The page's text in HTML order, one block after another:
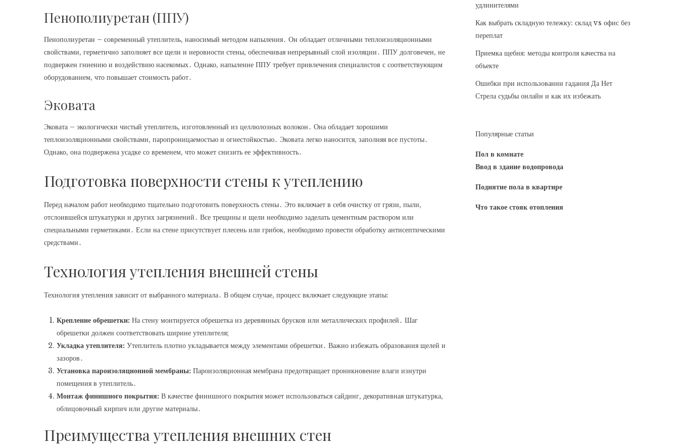
Пенополиуретан (ППУ)
Пенополиуретан – современный утеплитель, наносимый методом напыления․ Он обладает отличными теплоизоляционными
свойствами, герметично заполняет все щели и неровности стены, обеспечивая непрерывный слой изоляции․ ППУ долговечен, не
подвержен гниению и воздействию насекомых․ Однако, напыление ППУ требует привлечения специалистов с соответствующим
оборудованием, что повышает стоимость работ․
Эковата
Эковата – экологически чистый утеплитель, изготовленный из целлюлозных волокон․ Она обладает хорошими
теплоизоляционными свойствами, паропроницаемостью и огнестойкостью․ Эковата легко наносится, заполняя все пустоты․
Однако, она подвержена усадке со временем, что может снизить ее эффективность․
Подготовка поверхности стены к утеплению
Перед началом работ необходимо тщательно подготовить поверхность стены․ Это включает в себя очистку от грязи, пыли,
отслоившейся штукатурки и других загрязнений․ Все трещины и щели необходимо заделать цементным раствором или
специальными герметиками․ Если на стене присутствует плесень или грибок, необходимо провести обработку антисептическими
средствами․
Технология утепления внешней стены
Технология утепления зависит от выбранного материала․ В общем случае, процесс включает следующие этапы:
Крепление обрешетки: На стену монтируется обрешетка из деревянных брусков или металлических профилей․ Шаг
обрешетки должен соответствовать ширине утеплителя;
Укладка утеплителя: Утеплитель плотно укладывается между элементами обрешетки․ Важно избежать образования щелей и
зазоров․
Установка пароизоляционной мембраны: Пароизоляционная мембрана предотвращает проникновение влаги изнутри
помещения в утеплитель․
Монтаж финишного покрытия: В качестве финишного покрытия может использоваться сайдинг, декоративная штукатурка,
облицовочный кирпич или другие материалы․
Преимущества утепления внешних стен
удлинителями
Как выбрать складную тележку: склад vs офис без
переплат
Приемка щебня: методы контроля качества на
объекте
Ошибки при использовании гадания Да Нет
Стрела судьбы онлайн и как их избежать
Популярные статьи
Пол в комнате
Ввод в здание водопровода
Поднятие пола в квартире
Что такое стояк отопления